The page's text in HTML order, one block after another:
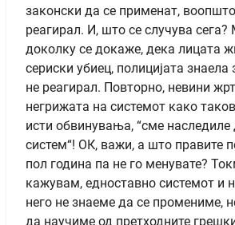
законски да се применат,
реагирал. И, што се случува
доколку се докаже, дека лицата
сериски убиец, полицијата знаела
не реагирал. Повторно, невини
негрижата на системот како
исти обвинувања, “сме наследиле
систем“! ОК, важи, а што правите
пол година па не го менувате?
кажувам, едноставно системот и
него не знаеме да се промениме,
да научиме од претходните